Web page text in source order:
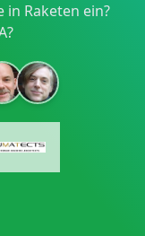
Raketen ein?